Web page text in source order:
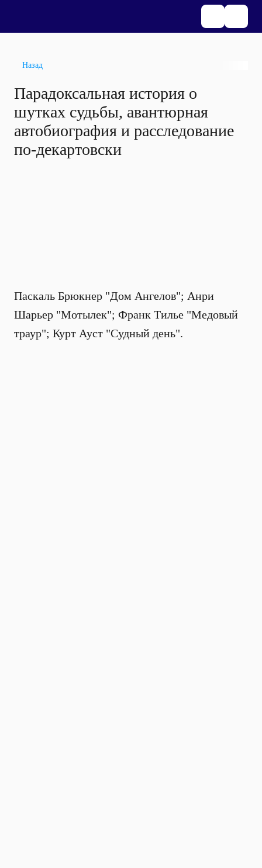
Назад
Парадоксальная история о
шутках судьбы, авантюрная
автобиография и расследование
по-декартовски
Паскаль Брюкнер "Дом Ангелов"; Анри
Шарьер "Мотылек"; Франк Тилье "Медовый
траур"; Курт Ауст "Судный день".